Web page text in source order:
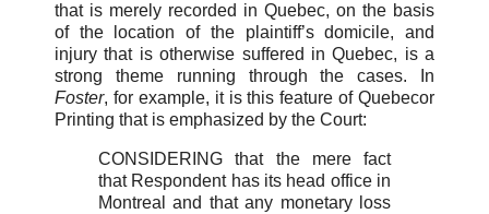
that is merely recorded in Quebec, on the basis
of the location of the plaintiff’s domicile, and
injury that is otherwise suffered in Quebec, is a
strong theme running through the cases. In
Foster, for example, it is this feature of Quebecor
Printing that is emphasized by the Court:
CONSIDERING that the mere fact
that Respondent has its head office in
Montreal and that any monetary loss